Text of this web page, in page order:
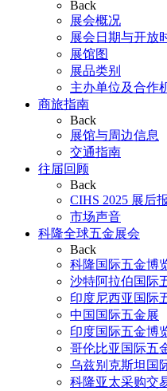
Back
展会概况
展会日期与开放
展馆图
展品类别
主办单位及合作
商旅指南
Back
展馆与周边信息
交通指南
往届回顾
Back
CIHS 2025 展后
市场声音
科隆全球五金展会
Back
科隆国际五金博
沙特阿拉伯国际
印度尼西亚国际
中国国际五金展
印度国际五金博
哥伦比亚国际五
乌兹别克斯坦国
科隆亚太采购交